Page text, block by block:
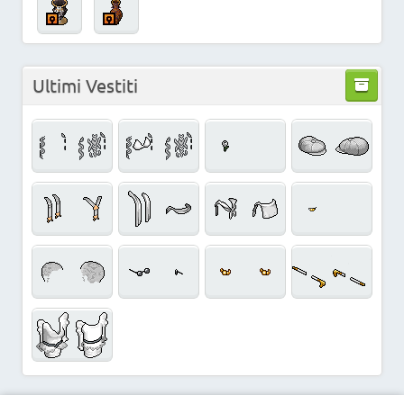
Ultimi Vestiti